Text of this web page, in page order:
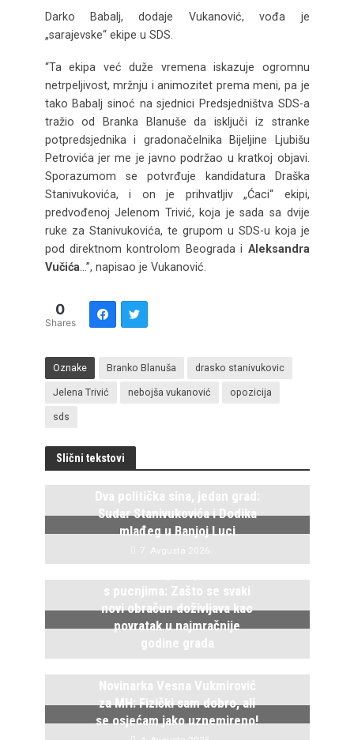
Darko Babalj, dodaje Vukanović, vođa je
„sarajevske“ ekipe u SDS.
“Ta ekipa već duže vremena iskazuje ogromnu
netrpeljivost, mržnju i animozitet prema meni, pa je
tako Babalj sinoć na sjednici Predsjedništva SDS-a
tražio od Branka Blanuše da isključi iz stranke
potpredsjednika i gradonačelnika Bijeljine Ljubišu
Petrovića jer me je javno podržao u kratkoj objavi.
Sporazumom se potvrđuje kandidatura Draška
Stanivukovića, i on je prihvatljiv „Ćaci“ ekipi,
predvođenoj Jelenom Trivić, koja je sada sa dvije
ruke za Stanivukovića, te grupom u SDS-u koja je
pod direktnom kontrolom Beograda i Aleksandra
Vučića …”, napisao je Vukanović.
0
Shares
Oznake Branko Blanuša drasko stanivukovic
Jelena Trivić nebojša vukanović opozicija
sds
Slični tekstovi
Dva politička sina, jedan grad:
Sudar Stanivukovića i Dodika
mlađeg u Banjoj Luci
7. Avgusta 2026.
s pucnjima: Zašto se svaki
novi obračun doživljava kao
povratak u najmračnije
godine grada
5. Avgusta 2026.
Novinarka Vesna Vukmirović
za MH: Fizički sam dobro, ali
se osjećam jako uznemireno!